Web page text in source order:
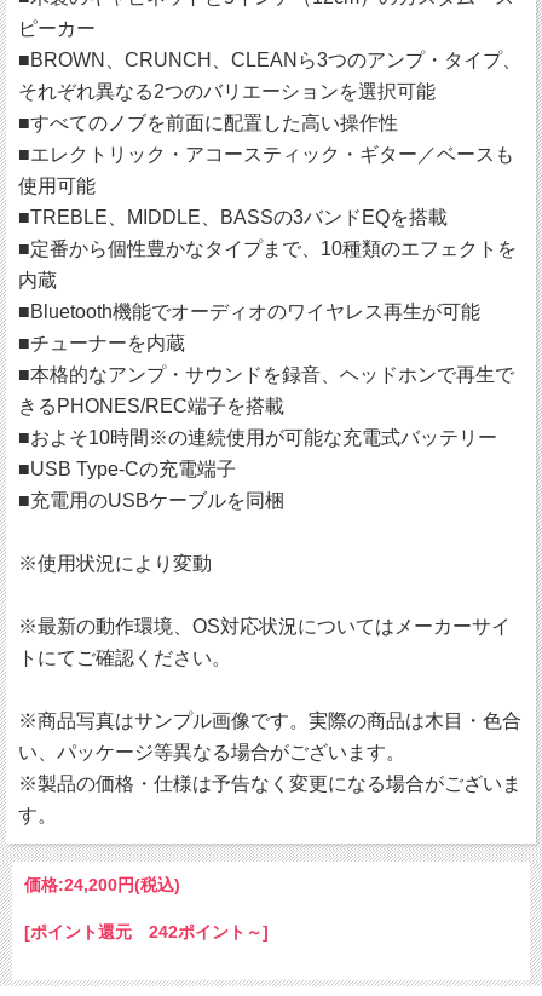
ピーカー
■BROWN、CRUNCH、CLEANら3つのアンプ・タイプ、
それぞれ異なる2つのバリエーションを選択可能
■すべてのノブを前面に配置した高い操作性
■エレクトリック・アコースティック・ギター／ベースも
使用可能
■TREBLE、MIDDLE、BASSの3バンドEQを搭載
■定番から個性豊かなタイプまで、10種類のエフェクトを
内蔵
■Bluetooth機能でオーディオのワイヤレス再生が可能
■チューナーを内蔵
■本格的なアンプ・サウンドを録音、ヘッドホンで再生で
きるPHONES/REC端子を搭載
■およそ10時間※の連続使用が可能な充電式バッテリー
■USB Type-Cの充電端子
■充電用のUSBケーブルを同梱
※使用状況により変動
※最新の動作環境、OS対応状況についてはメーカーサイ
トにてご確認ください。
※商品写真はサンプル画像です。実際の商品は木目・色合
い、パッケージ等異なる場合がございます。
※製品の価格・仕様は予告なく変更になる場合がございま
す。
価格:24,200円(税込)
[ポイント還元 242ポイント～]